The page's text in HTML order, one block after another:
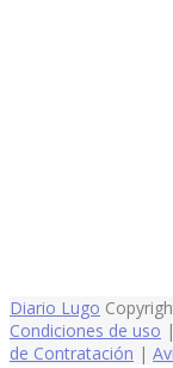
Diario Lugo
Condiciones de uso |
de Contratación |